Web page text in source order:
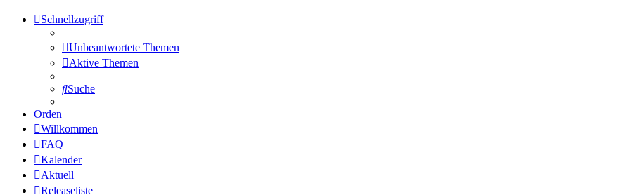
Schnellzugriff
Unbeantwortete Themen
Aktive Themen
Suche
Orden
Willkommen
FAQ
Kalender
Aktuell
Releaseliste